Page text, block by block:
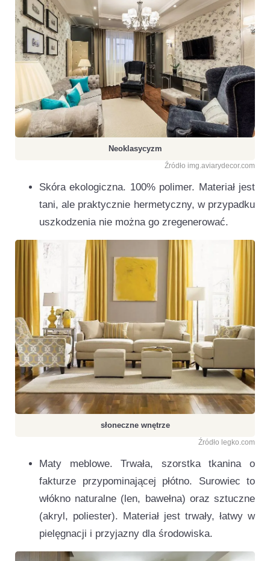
Neoklasycyzm
Źródło img.aviarydecor.com
Skóra ekologiczna. 100% polimer. Materiał jest
tani, ale praktycznie hermetyczny, w przypadku
uszkodzenia nie można go zregenerować.
słoneczne wnętrze
Źródło legko.com
Maty meblowe. Trwała, szorstka tkanina o
fakturze przypominającej płótno. Surowiec to
włókno naturalne (len, bawełna) oraz sztuczne
(akryl, poliester). Materiał jest trwały, łatwy w
pielęgnacji i przyjazny dla środowiska.